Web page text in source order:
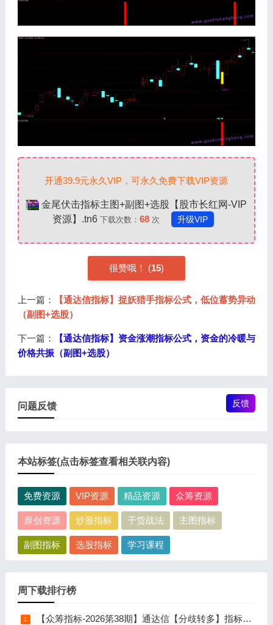
开通39.9元永久VIP，可永久免费下载VIP资源
金尾伏击指标主图+副图+选股【股市长红网-VIP
资源】.tn6 下载次数：68 次 升级VIP
很赞哦！ (15)
上一篇：
【通达信指标】捉妖猎手指标公式，低位蓄势异动
（副图+选股）
下一篇：
【通达信指标】资金涨潮指标公式，资金的冷暖与
价格共振（副图+选股）
问题反馈 反馈
本站标签(点击标签查看相关联内容)
免费资源 VIP资源 精品资源 众筹资源
原创资源 炒股指标 干货战法 主图指标
副图指标 选股指标 学习课程
周下载排行榜
【众筹指标-2026第38期】通达信【分歧转多】指标，主图、副图、选股，首板分歧低吸二波行情，信号少，胜率高，手机电脑通达信通用